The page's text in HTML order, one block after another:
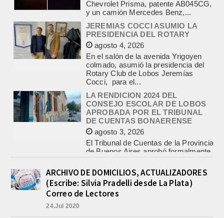
agosto 4, 2026
En el salón de la avenida Yrigoyen
colmado, asumió la presidencia del
Rotary Club de Lobos Jeremías
Cocci, para el...
LA RENDICION 2024 DEL
CONSEJO ESCOLAR DE LOBOS
APROBADA POR EL TRIBUNAL
DE CUENTAS BONAERENSE
agosto 3, 2026
El Tribunal de Cuentas de la Provincia
de Buenos Aires aprobó formalmente
la rendición de cuentas
correspondiente al Ejercicio 2024,...
PRE-FEDERAL MASCULINO DE
BASQUET EN CADETES:
ATHLETIC JUEGA EL
TRIANGULAR FINAL
agosto 6, 2026
Por el torneo Pre-federal de Básquet,
el equipo de Cadetes de Athletic, logró
se...
ARCHIVO DE DOMICILIOS, ACTUALIZADORES
(Escribe: Silvia Pradelli desde La Plata)
Correo de Lectores
24.Jul 2020